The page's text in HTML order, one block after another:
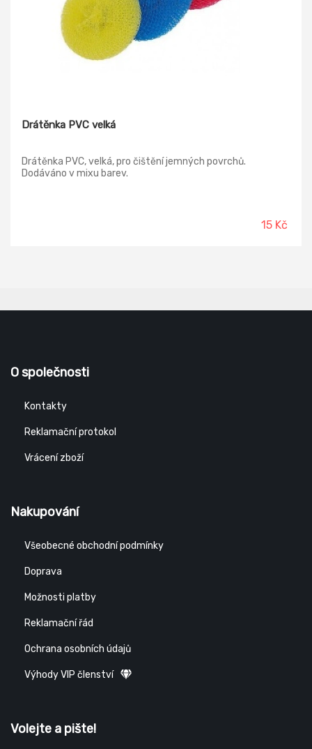
Drátěnka PVC velká
Drátěnka PVC, velká, pro čištění jemných povrchů.
Dodáváno v mixu barev.
15 Kč
O společnosti
Kontakty
Reklamační protokol
Vrácení zboží
Nakupování
Všeobecné obchodní podmínky
Doprava
Možnosti platby
Reklamační řád
Ochrana osobních údajů
Výhody VIP členství
Volejte a pište!